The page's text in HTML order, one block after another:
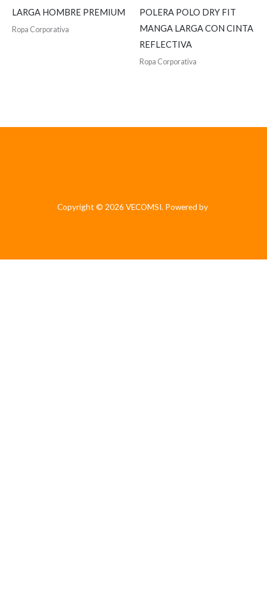
LARGA HOMBRE PREMIUM
Ropa Corporativa
POLERA POLO DRY FIT
MANGA LARGA CON CINTA
REFLECTIVA
Ropa Corporativa
Copyright © 2026 VECOMSI. Powered by